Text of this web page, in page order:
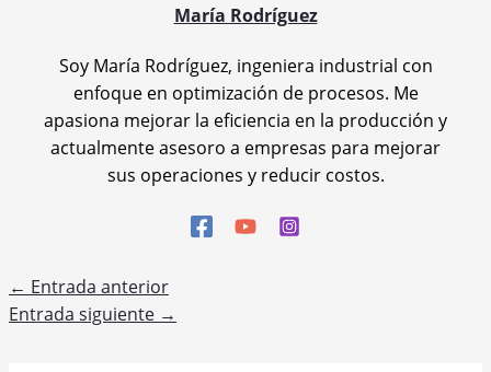
María Rodríguez
Soy María Rodríguez, ingeniera industrial con
enfoque en optimización de procesos. Me
apasiona mejorar la eficiencia en la producción y
actualmente asesoro a empresas para mejorar
sus operaciones y reducir costos.
← Entrada anterior
Entrada siguiente →